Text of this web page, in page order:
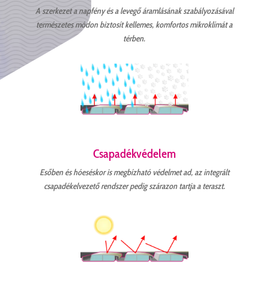
A szerkezet a napfény és a levegő áramlásának szabályozásával
természetes módon biztosít kellemes, komfortos mikroklímát a
térben.
Csapadékvédelem
Esőben és hóeséskor is megbízható védelmet ad, az integrált
csapadékelvezető rendszer pedig szárazon tartja a teraszt.